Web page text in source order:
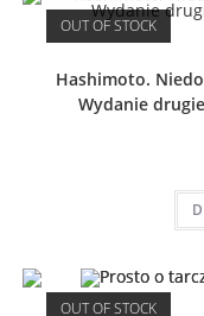
OUT OF STOCK
Hashimoto.
Wydanie
OUT OF STOCK